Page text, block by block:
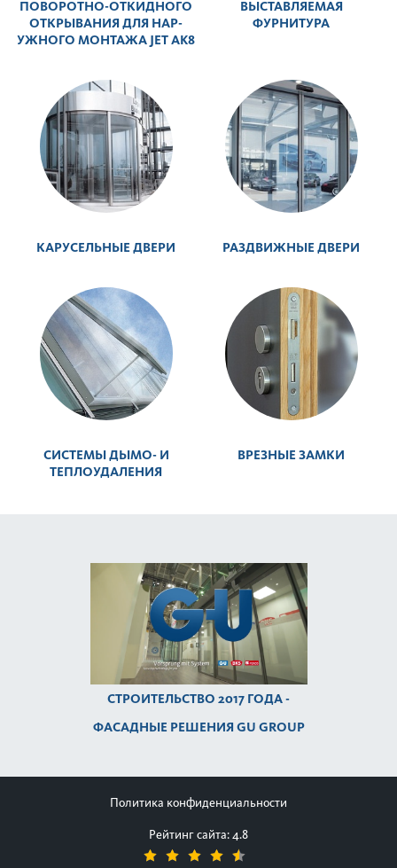
ПОВО­Р­ОТНО-ОТКИДНОГО
ОТКРЫВАНИЯ ДЛЯ НАР­
УЖНОГО МОНТАЖА JET AK8
ВЫСТАВЛЯЕМАЯ
ФУРНИТУРА
КАРУСЕЛЬНЫЕ ДВЕРИ РАЗДВИЖНЫЕ ДВЕРИ
СИСТЕМЫ ДЫМО- И
ТЕПЛОУДАЛЕНИЯ
ВРЕЗНЫЕ ЗАМКИ
СТРОИТЕЛЬСТВО 2017 ГОДА -
ФАСАДНЫЕ РЕШЕНИЯ GU GROUP
Политика конфиденциальности
Рейтинг сайта: 4.8